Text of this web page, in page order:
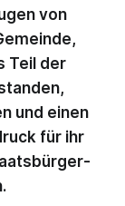
von
Teil der
und einen
für ihr